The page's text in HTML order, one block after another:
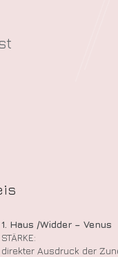
1. Haus /Widder –
STÄRKE:
direkter Ausdruck der